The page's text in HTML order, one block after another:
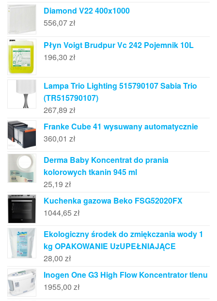
Diamond V22 400x1000
556,07zł
Płyn Voigt Brudpur Vc 242 Pojemnik 10L
196,30 zł
Lampa Trio Lighting 515790107 Sabia Trio
(TR515790107)
267,89 zł
Franke Cube 41 wysuwany automatycznie
360,01 zł
Derma Baby Koncentrat do prania
kolorowych tkanin 945 ml
25,19 zł
Kuchenka gazowa Beko FSG52020FX
1044,65 zł
Ekologiczny środek do zmiękczania wody 1
kg OPAKOWANIE UzUPEŁNIAJĄCE
28,00 zł
Inogen One G3 High Flow Koncentrator tlenu
1955,00 zł